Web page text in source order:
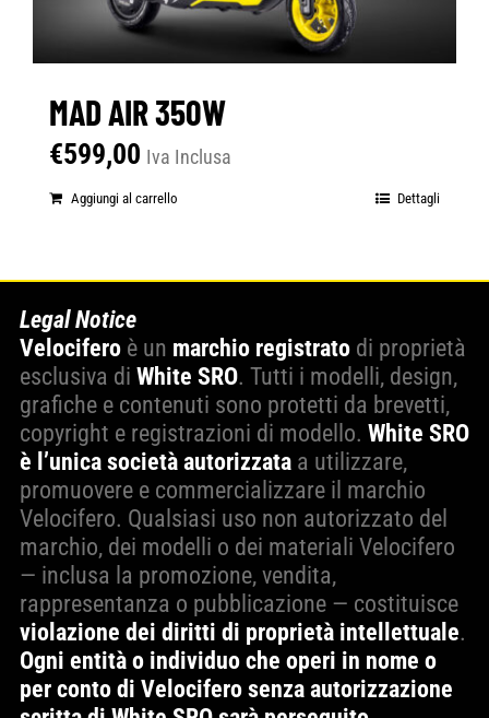
MAD AIR 350W
€599,00 Iva Inclusa
Aggiungi al carrello Dettagli
Legal Notice
Velocifero è un marchio registrato di proprietà
esclusiva di White SRO. Tutti i modelli, design,
grafiche e contenuti sono protetti da brevetti,
copyright e registrazioni di modello. White SRO
è l’unica società autorizzataa utilizzare,
promuovere e commercializzare il marchio
Velocifero. Qualsiasi uso non autorizzato del
marchio, dei modelli o dei materiali Velocifero
— inclusa la promozione, vendita,
rappresentanza o pubblicazione — costituisce
violazione dei diritti di proprietà intellettuale.
Ogni entità o individuo che operi in nome o
per conto di Velocifero senza autorizzazione